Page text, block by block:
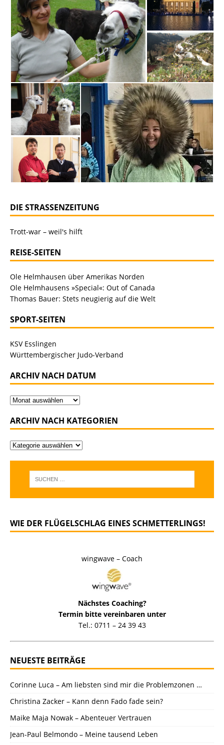
DIE STRASSENZEITUNG
Trott-war – weil's hilft
REISE-SEITEN
Ole Helmhausen über Amerikas Norden
Ole Helmhausens »Special«: Out of Canada
Thomas Bauer: Stets neugierig auf die Welt
SPORT-SEITEN
KSV Esslingen
Württembergischer Judo-Verband
ARCHIV NACH DATUM
ARCHIV NACH KATEGORIEN
WIE DER FLÜGELSCHLAG EINES SCHMETTERLINGS!
wingwave – Coach
Nächstes Coaching?
Termin bitte vereinbaren unter
Tel.: 0711 – 24 39 43
NEUESTE BEITRÄGE
Corinne Luca – Am liebsten sind mir die Problemzonen …
Christina Zacker – Kann denn Fado fade sein?
Maike Maja Nowak – Abenteuer Vertrauen
Jean-Paul Belmondo – Meine tausend Leben